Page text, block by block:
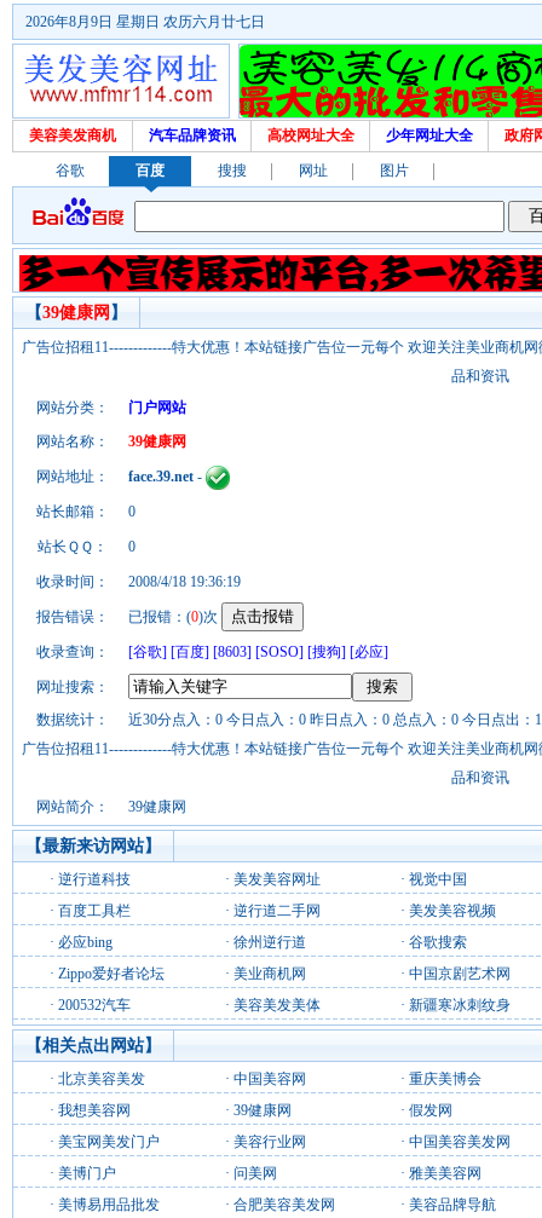
2026年8月9日 星期日 农历六月廿七日
美容美发商机 汽车品牌资讯 高校网址大全 少年网址大全 政府
谷歌 百度 搜搜 网址 图片
【39健康网 】
广告位招租11-------------特大优惠！本站链接广告位一元每个 欢迎关注美业商机
品和资讯
网站分类：
门户网站
网站名称：
39健康网
网站地址： face.39.net -
站长邮箱： 0
站长ＱＱ： 0
收录时间： 2008/4/18 19:36:19
报告错误： 已报错：(0)次
收录查询： [谷歌] [百度] [8603] [SOSO] [搜狗] [必应]
网址搜索：
数据统计：
近30分点入：0 今日点入：0 昨日点入：0 总点入：0 今日点出：
广告位招租11-------------特大优惠！本站链接广告位一元每个 欢迎关注美业商机
品和资讯
网站简介：
39健康网
【最新来访网站】
· 逆行道科技 · 美发美容网址 · 视觉中国
· 百度工具栏 · 逆行道二手网 · 美发美容视频
· 必应bing · 徐州逆行道 · 谷歌搜索
· Zippo爱好者论坛 · 美业商机网 · 中国京剧艺术网
· 200532汽车 · 美容美发美体 · 新疆寒冰刺纹身
【相关点出网站】
· 北京美容美发 · 中国美容网 · 重庆美博会
· 我想美容网 · 39健康网 · 假发网
· 美宝网美发门户 · 美容行业网 · 中国美容美发网
· 美博门户 · 问美网 · 雅美美容网
· 美博易用品批发 · 合肥美容美发网 · 美容品牌导航